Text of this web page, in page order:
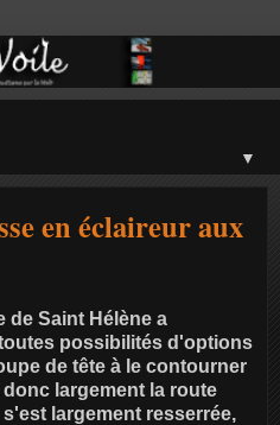
▼
en éclaireur aux
de Saint Hélène a
possibilités d'options
de tête à le contourner
largement la route
largement resserrée,